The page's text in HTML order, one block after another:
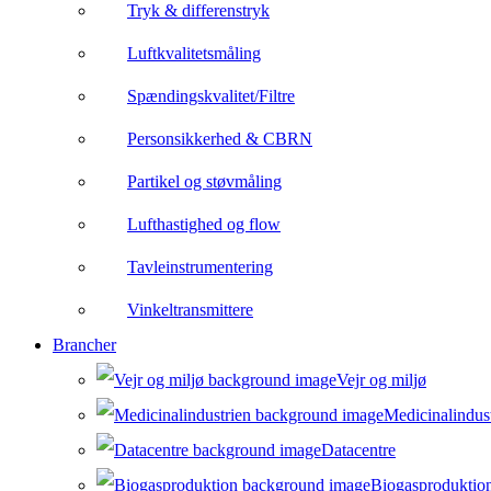
Tryk & differenstryk
Luftkvalitetsmåling
Spændingskvalitet/Filtre
Personsikkerhed & CBRN
Partikel og støvmåling
Lufthastighed og flow
Tavleinstrumentering
Vinkeltransmittere
Brancher
Vejr og miljø
Datacentre